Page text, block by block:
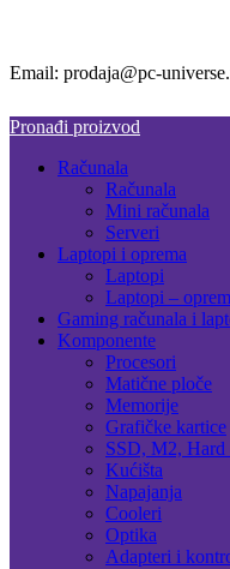
Email: prodaja@pc-
Pronađi proizvod
Računala
Računala
Mini računala
Serveri
Laptopi i oprema
Laptopi
Laptopi –
Gaming računala i
Komponente
Procesori
Matične ploče
Memorije
Grafičke kartice
SSD, M2, Hard
Kućišta
Napajanja
Cooleri
Optika
Adapteri i